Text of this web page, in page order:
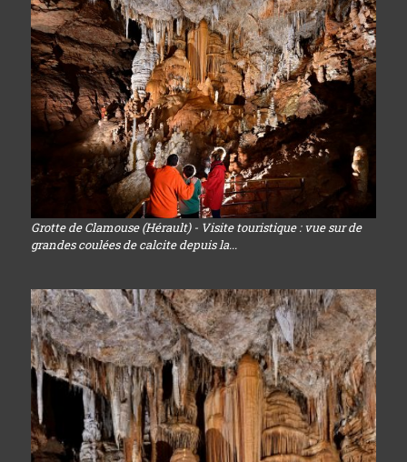
Grotte de Clamouse (Hérault) - Visite touristique : vue sur de
grandes coulées de calcite depuis la...